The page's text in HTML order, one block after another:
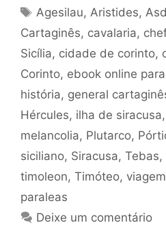
Tags
Agesilau,Aristides,
Cartaginês, cavalaria,
Sicília, cidade de corinto,
Corinto, ebook online
história, general
Hércules, ilha de siracusa,
melancolia, Plutarco,
siciliano, Siracusa, Tebas,
timoleon, Timóteo,
paraleas
Deixe um comentário